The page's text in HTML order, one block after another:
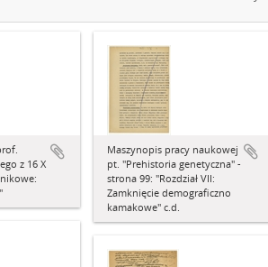
z 16 X
Maszynopis pracy naukowej
pt. "Prehistoria genetyczna" -
strona 99: "Rozdział VII:
Zamknięcie demograficzno
kamakowe" c.d.